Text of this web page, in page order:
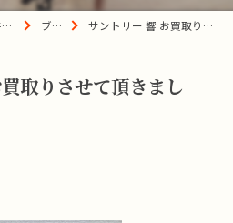
佐賀県佐賀市、小城市、杵島郡の買取は宝の蔵へ ブログ サントリー 響 お買取りさせて頂きました！
取りさせて頂きまし